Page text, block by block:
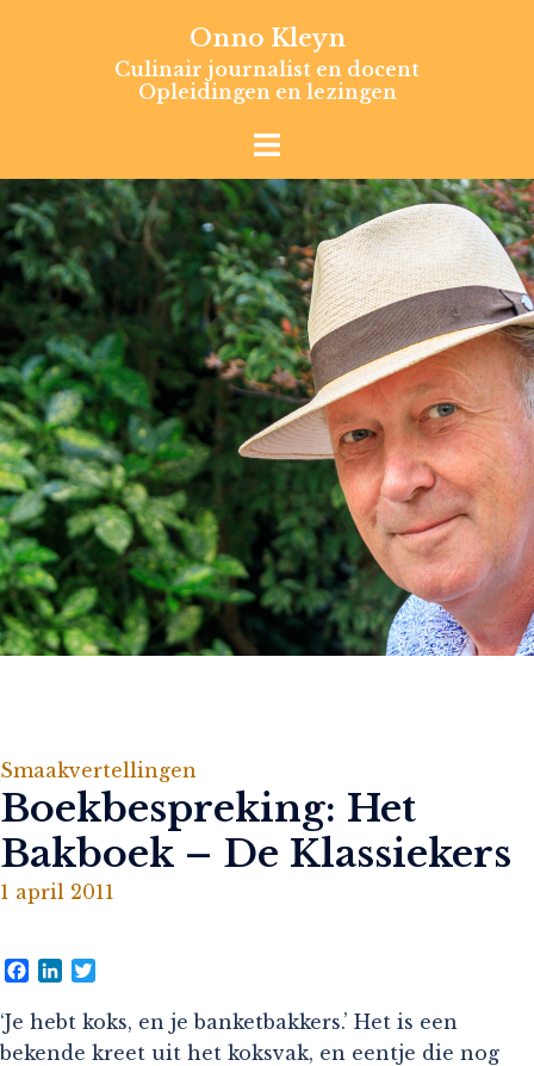
Onno Kleyn
Culinair journalist en docent
Opleidingen en lezingen
Smaakvertellingen
Boekbespreking: Het
Bakboek – De Klassiekers
1 april 2011
Facebook
LinkedIn
‘Je hebt koks, en je banketbakkers.’ Het is een
bekende kreet uit het koksvak, en eentje die nog